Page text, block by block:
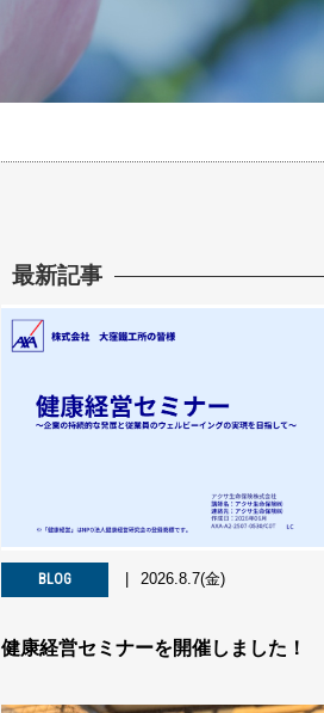
最新記事
BLOG 2026.8.7(金)
健康経営セミナーを開催しました！